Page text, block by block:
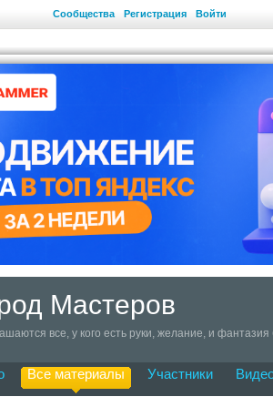
Сообщества Регистрация Войти
Мастеров
все, у кого есть руки, желание, и фантазия
Все материалы Участники